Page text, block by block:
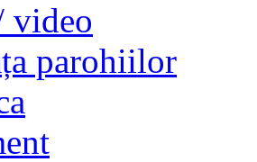
video
parohiilor